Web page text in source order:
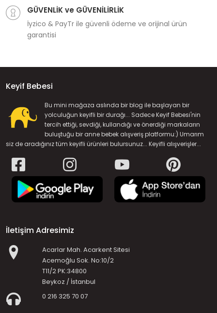
GÜVENLİK ve GÜVENİLİRLİK
İyzico & PayTr ile güvenli ödeme ve orijinal ürün
garantisi
Keyif Bebesi
Bu mini mağaza aslında bir blog ile başlayan bir
yolculuğun keyifli bir durağı... Sadece Keyif Bebesi'nin
tercih ettiği, sevdiği, kullandığı ve önerdiği markaların
buluştuğu bir anne bebek alışveriş platformu:) Umarım
siz de aradığınız tüm keyifli ürünleri bulursunuz... Keyifli alışverişler...
İletişim Adresimiz
Acarlar Mah. Acarkent Sitesi
Acemoğlu Sok. No:10/2
T11/2 PK:34800
Beykoz / İstanbul
0 216 325 70 07